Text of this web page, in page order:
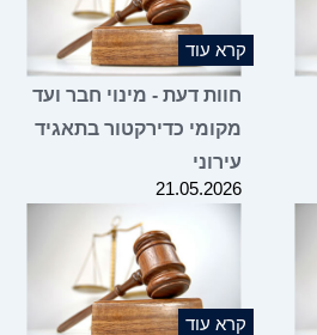
קרא עוד
חוות דעת - מינוי חבר ועד
מקומי כדירקטור בתאגיד
עירוני
21.05.2026
קרא עוד